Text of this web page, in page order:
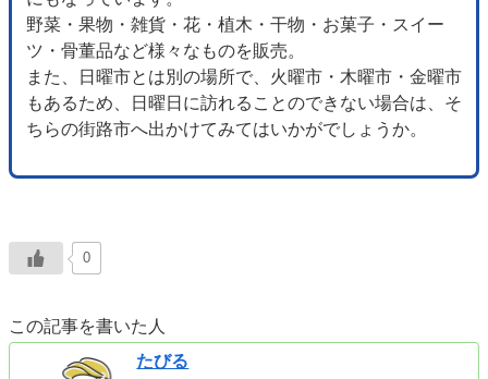
野菜・果物・雑貨・花・植木・干物・お菓子・スイー
ツ・骨董品など様々なものを販売。
また、日曜市とは別の場所で、火曜市・木曜市・金曜市
もあるため、日曜日に訪れることのできない場合は、そ
ちらの街路市へ出かけてみてはいかがでしょうか。
0
この記事を書いた人
たびる